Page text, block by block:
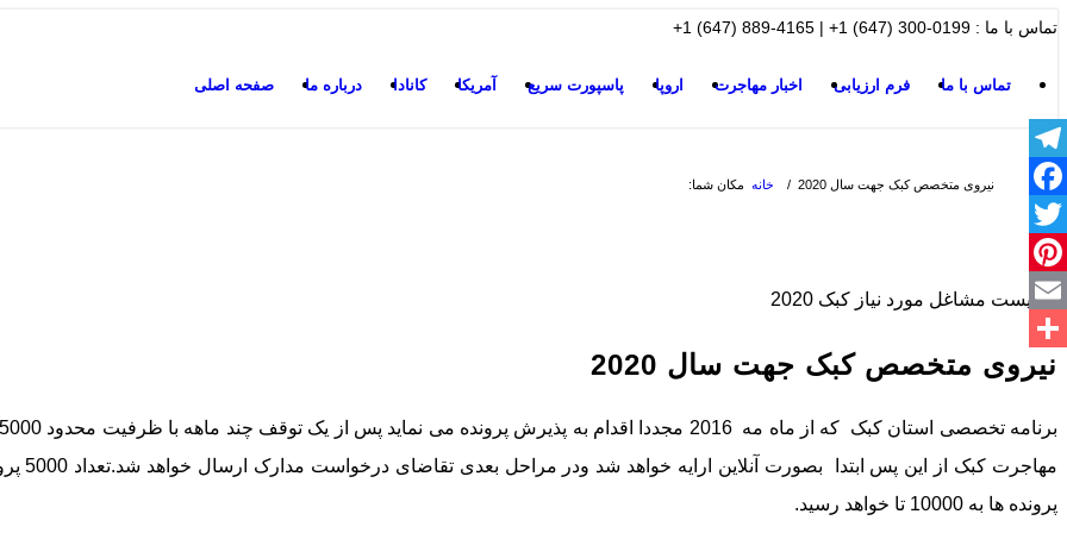
تماس با ما : 0199-300 (647) 1+ | 4165-889 (647) 1+
صفحه اصلی درباره ما کانادا آمریکا پاسپورت سریع اروپا اخبار مهاجرت فرم ارزیابی تماس با ما
مکان شما: خانه / نیروی متخصص کبک جهت سال 2020
نیروی متخصص کبک جهت سال 2020
پرونده ها به 10000 تا خواهد رسید.
Telegram
Facebook
Twitter
Pinterest
Email
اشتراک